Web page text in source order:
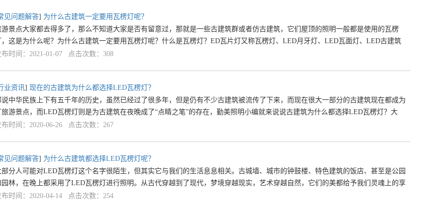
见问题解答] 为什么古建筑一定要用瓦楞灯呢？
游景点大家都去得多了，那么不知道大家是否有留意过，那就是一些古建筑群或者仿古建筑，它们屋顶的照明一般都是使用的瓦楞
，这是为什么呢？为什么古建筑一定要用瓦楞灯呢？什么是瓦楞灯？ED瓦片灯又称瓦楞灯、LED月牙灯、LED瓦面灯、LED古建筑
布时间：2021-01-07 点击次数：308
业资讯] 现在的古建筑为什么都选择LED瓦楞灯？
说中华民族上下有五千年的历史，虽然已经过了很多年，但是仍有不少古建筑被流传了下来，而现在很大一部分的古建筑现在都成为
旅游景点，而LED瓦楞灯则是为古建筑在夜晚成了“点睛之笔”的存在，勤美照明小编就来说说古建筑为什么都选择LED瓦楞灯？大
布时间：2020-06-26 点击次数：267
见问题解答] 为什么古建筑都选择LED瓦楞灯呢？
部分人可能对LED瓦楞灯这个名字很陌生，但其实它与我们的生活息息相关。古城墙、城市的钟鼓楼、特色建筑的饭店、甚至是公园
园林，在晚上都采用了LED瓦楞灯进行照明。从古代穿越到了现代，梦境穿越现实，艺术穿越自然，它们的美都给予我们灵魂上的享
布时间：2020-04-14 点击次数：254